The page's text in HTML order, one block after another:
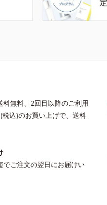
料無料、2回目以降のご利用
込)のお買い上げで、送料
でご注文の翌日にお届けい